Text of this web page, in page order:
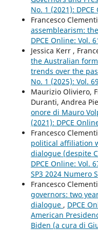
No. 1 (2021):
Francesco
assemblearism:
DPCE Online: Vol.
Jessica Kerr ,
the Australian
trends over the
No. 1 (2025): Vol.
Maurizio Oliviero,
Duranti, Andrea
onore di Mauro
(2021): DPCE
Francesco
political affiliation
dialogue (despite
DPCE Online: Vol.
SP3 2024 Numero
Francesco
governors: two
dialogue , DPCE
American
Biden (a cura di